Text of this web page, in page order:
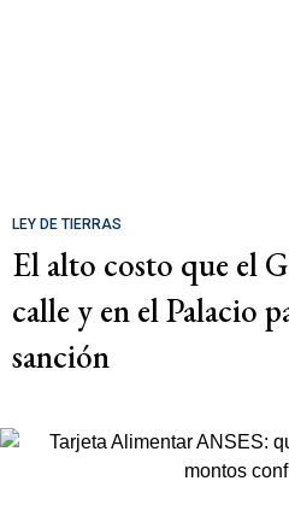
LEY DE TIERRAS
El alto costo que el
calle y en el Palacio
sanción